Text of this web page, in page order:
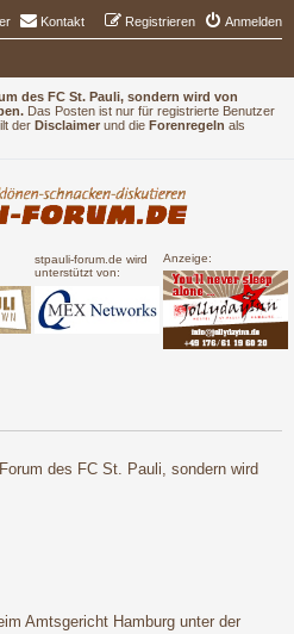
des FC St. Pauli, sondern wird von
Das Posten ist nur für registrierte Benutzer
der Disclaimer und die Forenregeln als
stpauli-forum.de wird
unterstützt von:
Anzeige:
Kontakt Anmelden
Registrieren
des FC St. Pauli, sondern wird
Amtsgericht Hamburg unter der